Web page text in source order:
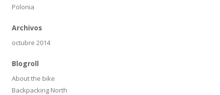
Polonia
Archivos
octubre 2014
Blogroll
About the bike
Backpacking North